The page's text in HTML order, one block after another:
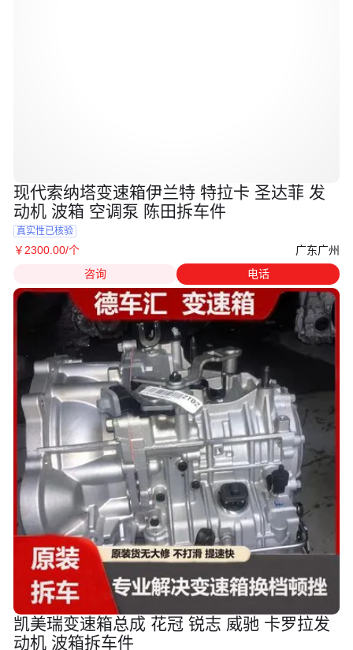
现代索纳塔变速箱伊兰特 特拉卡 圣达菲 发
动机 波箱 空调泵 陈田拆车件
真实性已核验
￥ 2300 .00/个
广东广州
咨询
电话
凯美瑞变速箱总成 花冠 锐志 威驰 卡罗拉发
动机 波箱拆车件